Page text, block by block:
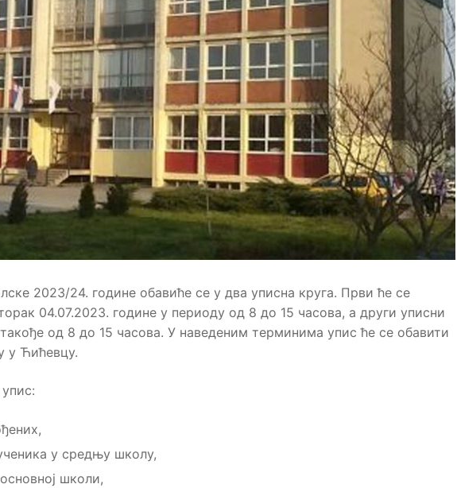
2023/24. године обавиће се у два уписна круга. Први ће се
04.07.2023. године у периоду од 8 до 15 часова, а други уписни
од 8 до 15 часова. У наведеним терминима упис ће се обавити
у Ћићевцу.
у средњу школу,
школи,